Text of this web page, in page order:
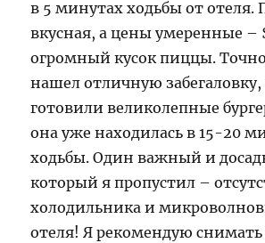
в 5 минутах ходьбы от отеля.
вкусная, а цены умеренные –
огромный кусок пиццы.
нашел отличную забегаловку,
готовили великолепные
она уже находилась в 15-20
ходьбы. Один важный и
который я пропустил –
холодильника и
отеля! Я рекомендую снимать